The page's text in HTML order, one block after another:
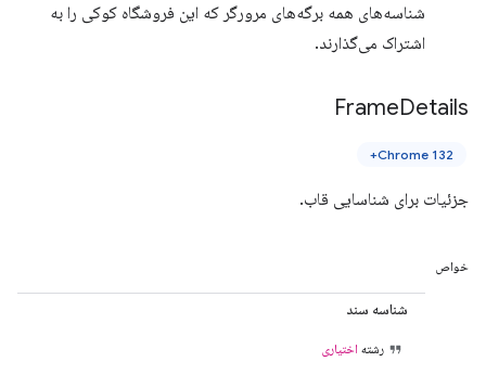
شناسه‌های همه برگه‌های مرورگر که این فروشگاه کوکی را به
اشتراک می‌گذارند.
FrameDetails
Chrome 132+
جزئیات برای شناسایی قاب.
خواص
شناسه سند
رشته اختیاری